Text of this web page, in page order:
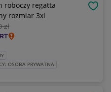
roboczy regatta
rozmiar 3xl
zł
OSOBA PRYWATNA